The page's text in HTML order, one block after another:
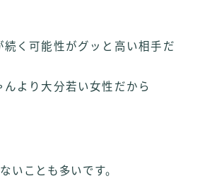
続く可能性がグッと高い相手だ
んより大分若い女性だから
いことも多いです。